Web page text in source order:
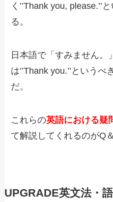
く’’Thank you, please.’’
る。
日本語で「すみません。
は’’Thank you.’’という
だ。
これらの英語における疑
て解説してくれるのがQ
UPGRADE英文法・